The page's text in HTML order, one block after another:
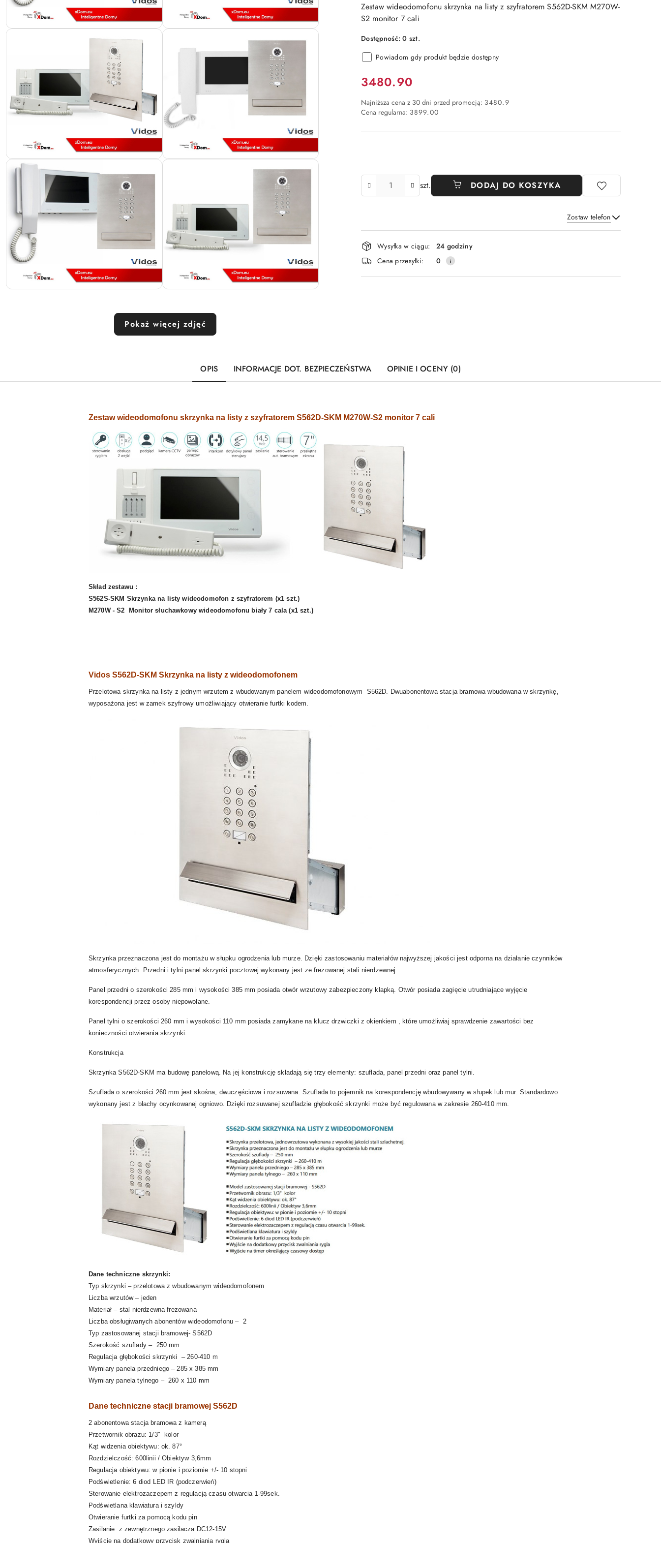
Pokaż więcej zdjęć
Zestaw wideodomofonu skrzynka na listy z szyfratorem S562D-SKM M270W-
S2 monitor 7 cali
Dostępność:0 szt.
Powiadom gdy produkt będzie dostępny
Cena:
3480.90
Najniższa cena z 30 dni przed promocją: 3480.9
Cena regularna: 3899.00
szt. DODAJ DO KOSZYKA
Zostaw telefon
Wyślij
Dostępność
i
dostawa
Wysyłka w ciągu:
24 godziny
Cena przesyłki:
0
OPIS INFORMACJE DOT. BEZPIECZEŃSTWA OPINIE I OCENY (0)
Zestaw wideodomofonu skrzynka na listy z szyfratorem S562D-SKM M270W-S2 monitor 7 cali
Skład zestawu :
S562S-SKM Skrzynka na listy wideodomofon z szyfratorem (x1 szt.)
M270W - S2 Monitor słuchawkowy wideodomofonu biały 7 cala (x1 szt.)
Vidos S562D-SKM Skrzynka na listy z wideodomofonem
Przelotowa skrzynka na listy z jednym wrzutem z wbudowanym panelem wideodomofonowym S562D. Dwuabonentowa stacja bramowa wbudowana w skrzynkę,
wyposażona jest w zamek szyfrowy umożliwiający otwieranie furtki kodem.
Skrzynka przeznaczona jest do montażu w słupku ogrodzenia lub murze. Dzięki zastosowaniu materiałów najwyższej jakości jest odporna na działanie czynników
atmosferycznych. Przedni i tylni panel skrzynki pocztowej wykonany jest ze frezowanej stali nierdzewnej.
Panel przedni o szerokości 285 mm i wysokości 385 mm posiada otwór wrzutowy zabezpieczony klapką. Otwór posiada zagięcie utrudniające wyjęcie
korespondencji przez osoby niepowołane.
Panel tylni o szerokości 260 mm i wysokości 110 mm posiada zamykane na klucz drzwiczki z okienkiem , które umożliwiaj sprawdzenie zawartości bez
konieczności otwierania skrzynki.
Konstrukcja
Skrzynka S562D-SKM ma budowę panelową. Na jej konstrukcję składają się trzy elementy: szuflada, panel przedni oraz panel tylni.
Szuflada o szerokości 260 mm jest skośna, dwuczęściowa i rozsuwana. Szuflada to pojemnik na korespondencję wbudowywany w słupek lub mur. Standardowo
wykonany jest z blachy ocynkowanej ogniowo. Dzięki rozsuwanej szufladzie głębokość skrzynki może być regulowana w zakresie 260-410 mm.
Dane techniczne skrzynki:
Typ skrzynki – przelotowa z wbudowanym wideodomofonem
Liczba wrzutów – jeden
Materiał – stal nierdzewna frezowana
Liczba obsługiwanych abonentów wideodomofonu – 2
Typ zastosowanej stacji bramowej- S562D
Szerokość szuflady – 250 mm
Regulacja głębokości skrzynki – 260-410 m
Wymiary panela przedniego – 285 x 385 mm
Wymiary panela tylnego – 260 x 110 mm
Dane techniczne stacji bramowej S562D
2 abonentowa stacja bramowa z kamerą
Przetwornik obrazu: 1/3″ kolor
Kąt widzenia obiektywu: ok. 87°
Rozdzielczość: 600linii / Obiektyw 3,6mm
Regulacja obiektywu: w pionie i poziomie +/- 10 stopni
Podświetlenie: 6 diod LED IR (podczerwień)
Sterowanie elektrozaczepem z regulacją czasu otwarcia 1-99sek.
Podświetlana klawiatura i szyldy
Otwieranie furtki za pomocą kodu pin
Zasilanie z zewnętrznego zasilacza DC12-15V
Wyjście na dodatkowy przycisk zwalniania rygla